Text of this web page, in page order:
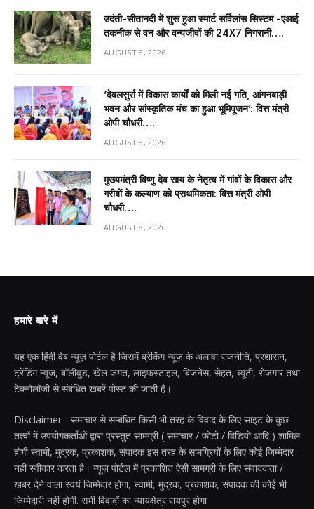
उदंती-सीतानदी में शुरू हुआ स्मार्ट सर्विलांस सिस्टम -एआई
तकनीक से वन और वन्यजीवों की 24X7 निगरानी….
AUGUST 8, 2026
’देवलसुर्रा में विकास कार्यों को मिली नई गति, आंगनबाड़ी
भवन और सांस्कृतिक मंच का हुआ भूमिपूजन’: वित्त मंत्री
ओपी चौधरी….
AUGUST 8, 2026
मुख्यमंत्री विष्णु देव साय के नेतृत्व में गांवों के विकास और
गरीबों के कल्याण को प्राथमिकता: वित्त मंत्री ओपी
चौधरी….
AUGUST 8, 2026
हमारे बारे में
यह एक हिंदी वेब न्यूज़ पोर्टल है जिसमें ब्रेकिंग न्यूज़ के अलावा राजनीति, प्रशासन,
ट्रेंडिंग न्यूज, बॉलीवुड, खेल जगत, लाइफस्टाइल, बिजनेस, सेहत, ब्यूटी, रोजगार तथा
टेक्नोलॉजी से संबंधित खबरें पोस्ट की जाती है।
Disclaimer - समाचार से सम्बंधित किसी भी तरह के विवाद के लिए साइट के कुछ
तत्वों में उपयोगकर्ताओं द्वारा प्रस्तुत सामग्री ( समाचार / फोटो / विडियो आदि ) शामिल
होगी स्वामी, मुद्रक, प्रकाशक, संपादक इस तरह के सामग्रियों के लिए कोई ज़िम्मेदार
नहीं स्वीकार करता है। न्यूज़ पोर्टल में प्रकाशित ऐसी सामग्री के लिए संवाददाता /
खबर देने वाला स्वयं जिम्मेदार होगा, स्वामी, मुद्रक, प्रकाशक, संपादक की कोई भी
जिम्मेदारी नहीं होगी. सभी विवादों का न्यायक्षेत्र रायपुर होगा